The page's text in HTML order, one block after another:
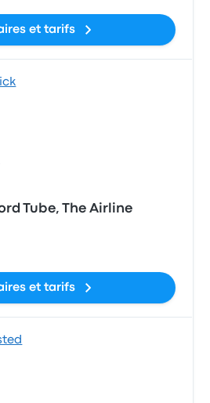
et tarifs
Tube, The Airline
et tarifs